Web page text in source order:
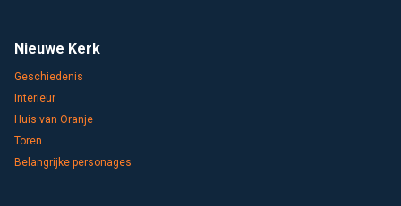
Nieuwe Kerk
Geschiedenis
Interieur
Huis van Oranje
Toren
Belangrijke personages